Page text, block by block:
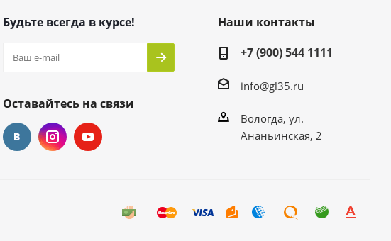
Будьте всегда в курсе!
Оставайтесь на связи
Наши контакты
+7 (900) 544 1111
info@gl35.ru
Вологда, ул.
Ананьинская, 2